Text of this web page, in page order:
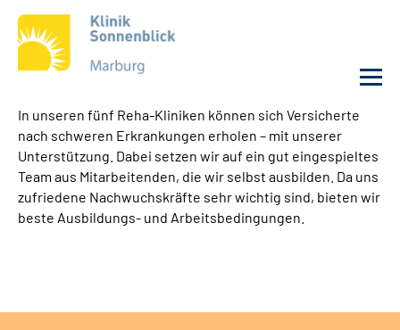
Unsere Klinik
Unsere Angebote
In unseren fünf Reha-Kliniken können sich Versicherte
nach schweren Erkrankungen erholen – mit unserer
Unterstützung. Dabei setzen wir auf ein gut eingespieltes
Team aus Mitarbeitenden, die wir selbst ausbilden. Da uns
zufriedene Nachwuchskräfte sehr wichtig sind, bieten wir
beste Ausbildungs- und Arbeitsbedingungen.